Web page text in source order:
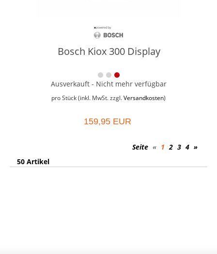
Bosch Kiox 300 Display
Ausverkauft - Nicht mehr verfügbar
pro Stück (inkl. MwSt. zzgl. Versandkosten)
159,95 EUR
Seite « 1 2 3 4 »
50 Artikel